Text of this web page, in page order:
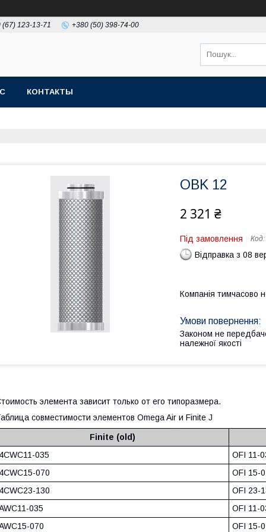
(67) 123-13-71 +380 (50) 398-74-00
КОНТАКТЫ
OBK 12
2 321 ₴
Під замовлення Код:
Відправка з 08
Компанія тимчасово
Законом не
належної якості
элемента зависит только от его типоразмера.
совместимости элементов Omega Air и Finite J
Finite (old)
035
OFI 11-
070
OFI 15-
130
OFI 23-
035
OFI 11-
070
OFI 15-